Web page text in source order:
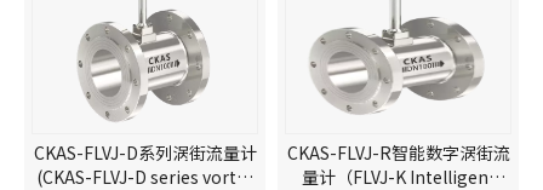
CKAS-FLVJ-D系列涡街流量计
(CKAS-FLVJ-D series vortex
CKAS-FLVJ-R智能数字涡街流
量计（FLVJ-K Intelligent